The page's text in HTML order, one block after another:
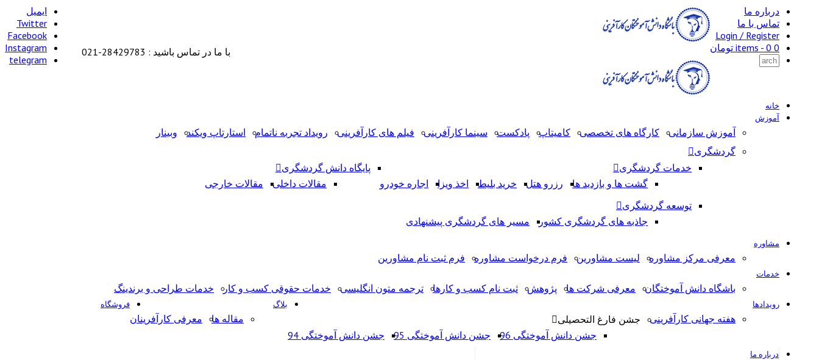
درباره ما
تماس با ما
Login / Register
0 items -
0 تومان
ایمیل
Twitter
Facebook
Instagram
telegram
با ما در تماس باشید : 28429783-021
خانه
آموزش
آموزش سازمانی کارگاه های تخصصی کامیتاپ پادکست سینما کارآفرینی فیلم های کارآفرینی رویداد تجربه ناتمام استارتاپ ویکند
وبینار
گردشگری
خدمات گردشگری
گشت ها و بازدید ها
رزرو هتل خرید بلیط اخذ ویزا اجاره خودرو
پایگاه دانش گردشگری
مقالات داخلی
مقالات خارجی
توسعه گردشگری
جاذبه های گردشگری کشور
مسیر های گردشگری پیشنهادی
مشاوره
معرفی مرکز مشاوره لیست مشاورین فرم درخواست مشاوره فرم ثبت نام مشاورین
خدمات
باشگاه دانش آموختگان معرفی شرکت ها پژوهش ثبت نام کسب و کارها ترجمه متون انگلیسی خدمات حقوقی کسب و کار خدمات طراحی و برندینگ
رویدادها
هفته جهانی کارآفرینی
جشن فارغ التحصیلی
جشن دانش آموختگی 96
جشن دانش آموختگی 95 جشن دانش آموختگی 94
بلاگ
مقاله ها معرفی کارآفرینان
فروشگاه
درباره ما